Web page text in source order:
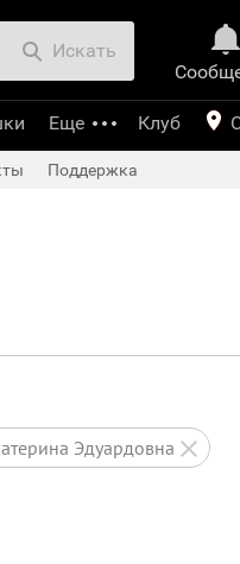
Эдуардовна
Искать
Еще Клуб
Поддержка